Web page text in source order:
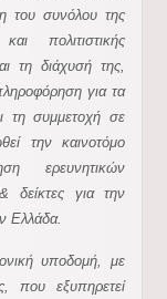
του συνόλου της
πολιτιστικής
τη διάχυσή της,
για τα
τη συμμετοχή σε
την καινοτόμο
ερευνητικών
δείκτες για την
Ελλάδα.
υποδομή, με
που εξυπηρετεί